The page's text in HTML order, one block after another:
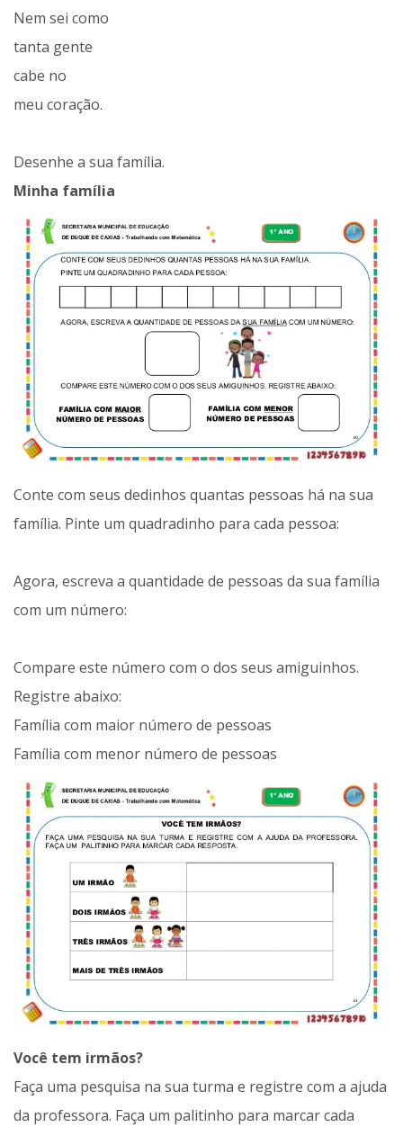
Nem sei como
tanta gente
cabe no
meu coração.
Desenhe a sua família.
Minha família
Conte com seus dedinhos quantas pessoas há na sua
família. Pinte um quadradinho para cada pessoa:
Agora, escreva a quantidade de pessoas da sua família
com um número:
Compare este número com o dos seus amiguinhos.
Registre abaixo:
Família com maior número de pessoas
Família com menor número de pessoas
Você tem irmãos?
Faça uma pesquisa na sua turma e registre com a ajuda
da professora. Faça um palitinho para marcar cada